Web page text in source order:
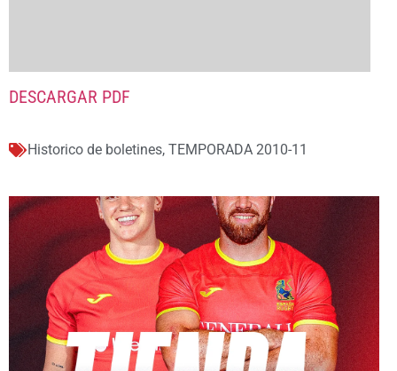
DESCARGAR PDF
Historico de boletines, TEMPORADA 2010-11